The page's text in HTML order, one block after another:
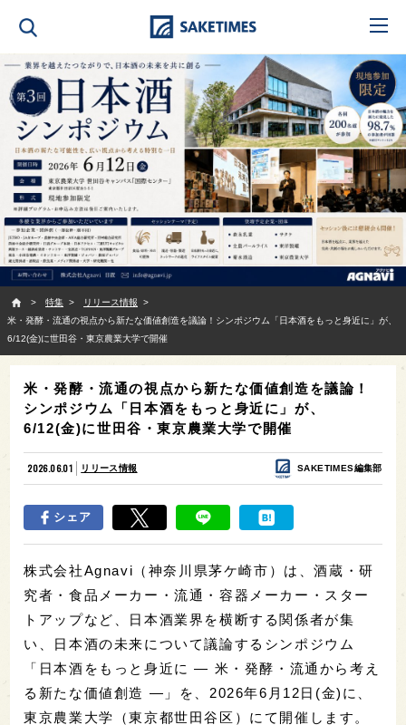
特集
リリース情報
米・発酵・流通の視点から新たな価値創造を議論！シンポジウム「日本酒をもっと身近に」が、
6/12(金)に世田谷・東京農業大学で開催
米・発酵・流通の視点から新たな価値創造を議論！
シンポジウム「日本酒をもっと身近に」が、
6/12(金)に世田谷・東京農業大学で開催
2026.06.01 リリース情報 SAKETIMES編集部
シェア
株式会社Agnavi（神奈川県茅ケ崎市）は、酒蔵・研
究者・食品メーカー・流通・容器メーカー・スター
トアップなど、日本酒業界を横断する関係者が集
い、日本酒の未来について議論するシンポジウム
「日本酒をもっと身近に ― 米・発酵・流通から考え
る新たな価値創造 ―」を、2026年6月12日(金)に、
東京農業大学（東京都世田谷区）にて開催します。